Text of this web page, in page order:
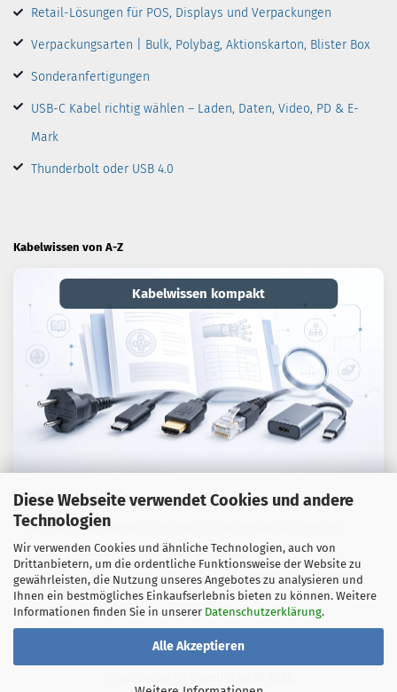
Diese Webseite verwendet Cookies und andere
Technologien
Wir verwenden Cookies und ähnliche Technologien, auch von
Drittanbietern, um die ordentliche Funktionsweise der Website zu
gewährleisten, die Nutzung unseres Angebotes zu analysieren und
Ihnen ein bestmögliches Einkaufserlebnis bieten zu können. Weitere
Informationen finden Sie in unserer Datenschutzerklärung.
Alle Akzeptieren
Retail-Lösungen für POS, Displays und Verpackungen
Verpackungsarten | Bulk, Polybag, Aktionskarton, Blister Box
Sonderanfertigungen
USB-C Kabel richtig wählen – Laden, Daten, Video, PD & E-
Mark
Thunderbolt oder USB 4.0
Kabelwissen von A-Z
Kabelwissen kompakt
Kabel-Lexikon
Fachbegriffe, Normen und praktische Hinweise rund um
Kabel, Adapter und Verbindungstechnik.
Zum Ratgeber